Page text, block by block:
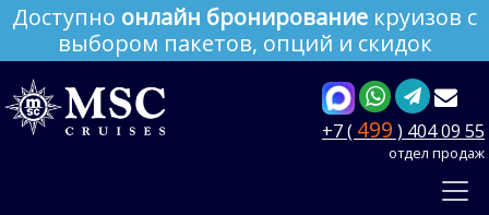
Доступно онлайн бронирование круизов с
выбором пакетов, опций и скидок
+7 ( 499 ) 404 09 55
отдел продаж